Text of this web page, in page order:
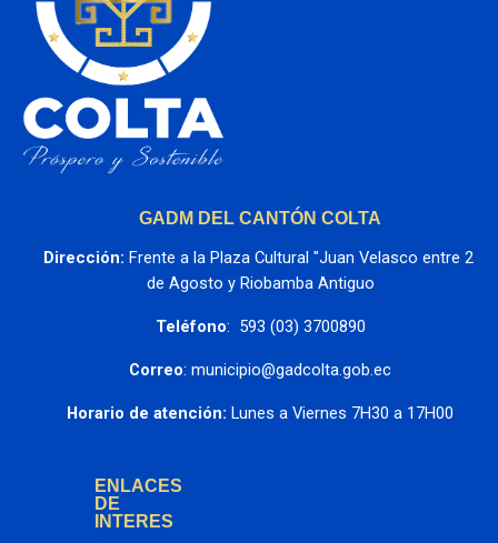
GADM DEL CANTÓN COLTA
Dirección: Frente a la Plaza Cultural "Juan Velasco entre 2
de Agosto y Riobamba Antiguo
Teléfono:  593 (03) 3700890
Correo: municipio@gadcolta.gob.ec
Horario de atención: Lunes a Viernes 7H30 a 17H00
ENLACES
DE
INTERES